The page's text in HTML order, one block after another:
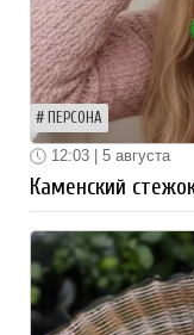
ПЕРСОНА
12:03 | 5 августа
Каменский